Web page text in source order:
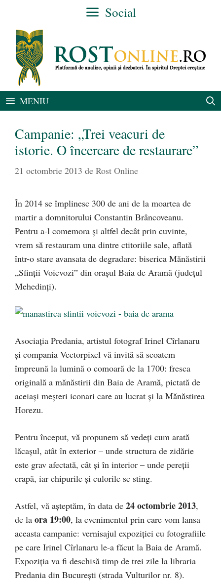
conținut
Social
MENIU
Campanie: „Trei veacuri de
istorie. O încercare de restaurare”
21 octombrie 2013 de Rost Online
În 2014 se împlinesc 300 de ani de la moartea de
martir a domnitorului Constantin Brâncoveanu.
Pentru a-l comemora şi altfel decât prin cuvinte,
vrem să restauram una dintre ctitoriile sale, aflată
într-o stare avansata de degradare: biserica Mănăstirii
„Sfinţii Voievozi” din oraşul Baia de Aramă (judeţul
Mehedinţi).
Asociaţia Predania, artistul fotograf Irinel Cîrlanaru
şi compania Vectorpixel vă invită să scoatem
împreună la lumină o comoară de la 1700: fresca
originală a mănăstirii din Baia de Aramă, pictată de
aceiaşi meşteri iconari care au lucrat şi la Mănăstirea
Horezu.
Pentru început, vă propunem să vedeţi cum arată
lăcaşul, atât în exterior – unde structura de zidărie
este grav afectată, cât şi în interior – unde pereţii
crapă, iar chipurile şi culorile se sting.
Astfel, vă aşteptăm, în data de 24 octombrie 2013,
de la ora 19:00, la evenimentul prin care vom lansa
aceasta campanie: vernisajul expoziţiei cu fotografiile
pe care Irinel Cîrlanaru le-a făcut la Baia de Aramă.
Expoziţia va fi deschisă timp de trei zile la libraria
Predania din Bucureşti (strada Vulturilor nr. 8).